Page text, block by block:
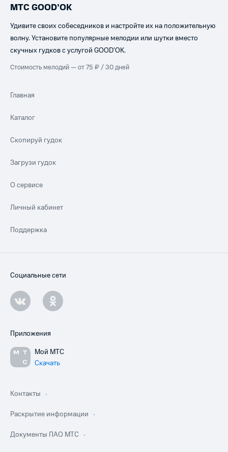
МТС GOOD’OK
Удивите своих собеседников и настройте их на положительную
волну. Установите популярные мелодии или шутки вместо
скучных гудков с услугой GOOD’OK.
Стоимость мелодий — от 75 ₽ / 30 дней
Главная
Каталог
Скопируй гудок
Загрузи гудок
О сервисе
Личный кабинет
Поддержка
Социальные сети
Приложения
Мой МТС
Скачать
Контакты
Раскрытие информации
Документы ПАО МТС